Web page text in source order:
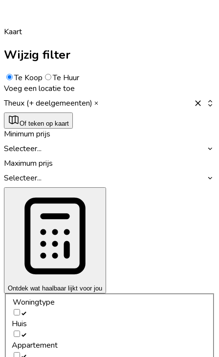
Kaart
Wijzig filter
Te Koop
Te Huur
Voeg een locatie toe
Theux (+ deelgemeenten)
Of teken op kaart
Minimum prijs
Selecteer...
Maximum prijs
Selecteer...
Ontdek wat haalbaar lijkt voor jou
Woningtype
Huis
Appartement